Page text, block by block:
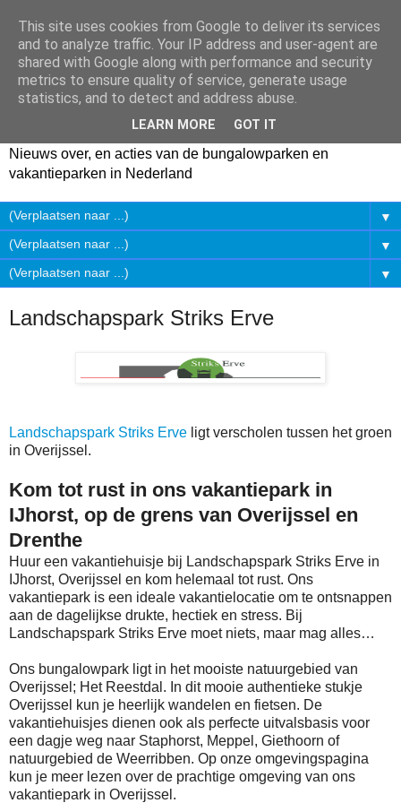
Nieuws over, en acties van de bungalowparken en
vakantieparken in Nederland
▼
▼
▼
Landschapspark Striks Erve
Landschapspark Striks Erve ligt verscholen tussen het groen
in Overijssel.
Kom tot rust in ons vakantiepark in
IJhorst, op de grens van Overijssel en
Drenthe
Huur een vakantiehuisje bij Landschapspark Striks Erve in
IJhorst, Overijssel en kom helemaal tot rust. Ons
vakantiepark is een ideale vakantielocatie om te ontsnappen
aan de dagelijkse drukte, hectiek en stress. Bij
Landschapspark Striks Erve moet niets, maar mag alles…
Ons bungalowpark ligt in het mooiste natuurgebied van
Overijssel; Het Reestdal. In dit mooie authentieke stukje
Overijssel kun je heerlijk wandelen en fietsen. De
vakantiehuisjes dienen ook als perfecte uitvalsbasis voor
een dagje weg naar Staphorst, Meppel, Giethoorn of
natuurgebied de Weerribben. Op onze omgevingspagina
kun je meer lezen over de prachtige omgeving van ons
vakantiepark in Overijssel.
This site uses cookies from Google to deliver its services
and to analyze traffic. Your IP address and user-agent are
shared with Google along with performance and security
metrics to ensure quality of service, generate usage
statistics, and to detect and address abuse.
LEARN MORE GOT IT